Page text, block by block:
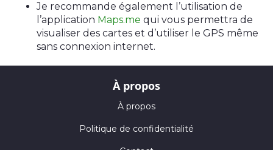
Je recommande également l’utilisation de
l’application Maps.me qui vous permettra de
visualiser des cartes et d’utiliser le GPS même
sans connexion internet.
À propos
À propos
Politique de confidentialité